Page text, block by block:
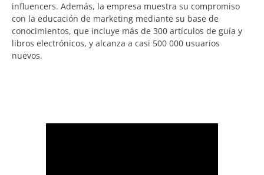
influencers. Además, la empresa muestra su compromiso
con la educación de marketing mediante su base de
conocimientos, que incluye más de 300 artículos de guía y
libros electrónicos, y alcanza a casi 500 000 usuarios
nuevos.